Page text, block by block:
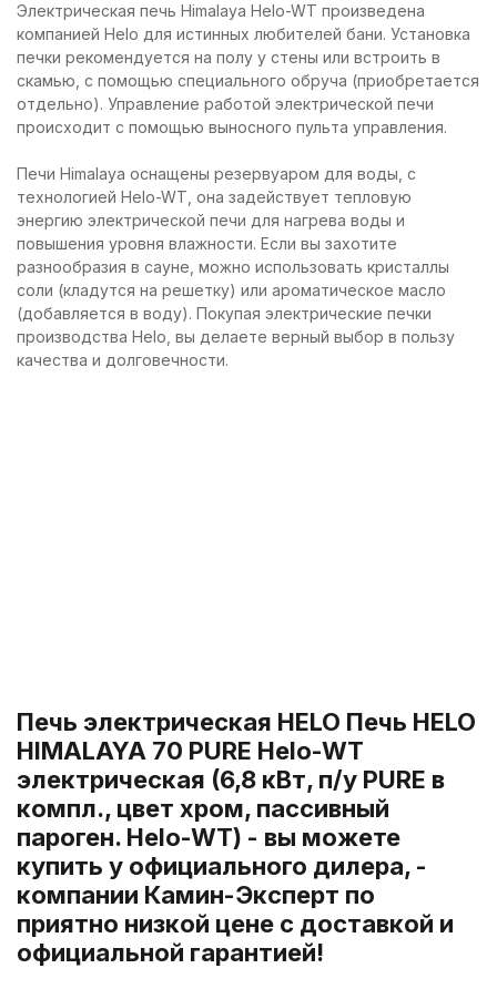
Электрическая печь Himalaya Helo-WT произведена
компанией Helo для истинных любителей бани. Установка
печки рекомендуется на полу у стены или встроить в
скамью, с помощью специального обруча (приобретается
отдельно). Управление работой электрической печи
происходит с помощью выносного пульта управления.
Печи Himalaya оснащены резервуаром для воды, с
технологией Helo-WT, она задействует тепловую
энергию электрической печи для нагрева воды и
повышения уровня влажности. Если вы захотите
разнообразия в сауне, можно использовать кристаллы
соли (кладутся на решетку) или ароматическое масло
(добавляется в воду). Покупая электрические печки
производства Helo, вы делаете верный выбор в пользу
качества и долговечности.
Печь электрическая HELO Печь HELO
HIMALAYA 70 PURE Helo-WT
электрическая (6,8 кВт, п/у PURE в
компл., цвет хром, пассивный
пароген. Helo-WT) - вы можете
купить у официального дилера, -
компании Камин-Эксперт по
приятно низкой цене с доставкой и
официальной гарантией!